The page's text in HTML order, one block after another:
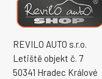
REVILO AUTO s.r.o.
Letiště objekt č. 7
50341 Hradec Králové